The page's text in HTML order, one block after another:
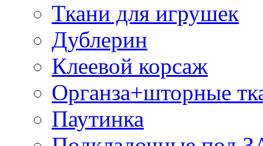
Ткани для игрушек
Дублерин
Клеевой корсаж
Органза+шторные
Паутинка